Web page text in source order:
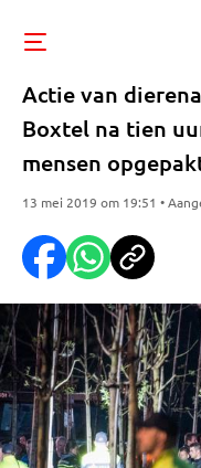
Actie van
Boxtel na tien
mensen
13 mei 2019 om 19:51 •